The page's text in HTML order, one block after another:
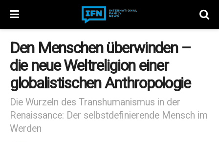
Den Menschen überwinden –
die neue Weltreligion einer
globalistischen Anthropologie
Die Wurzeln des Transhumanismus in der
Renaissance: Der selbstdefinierende Mensch im
Werden